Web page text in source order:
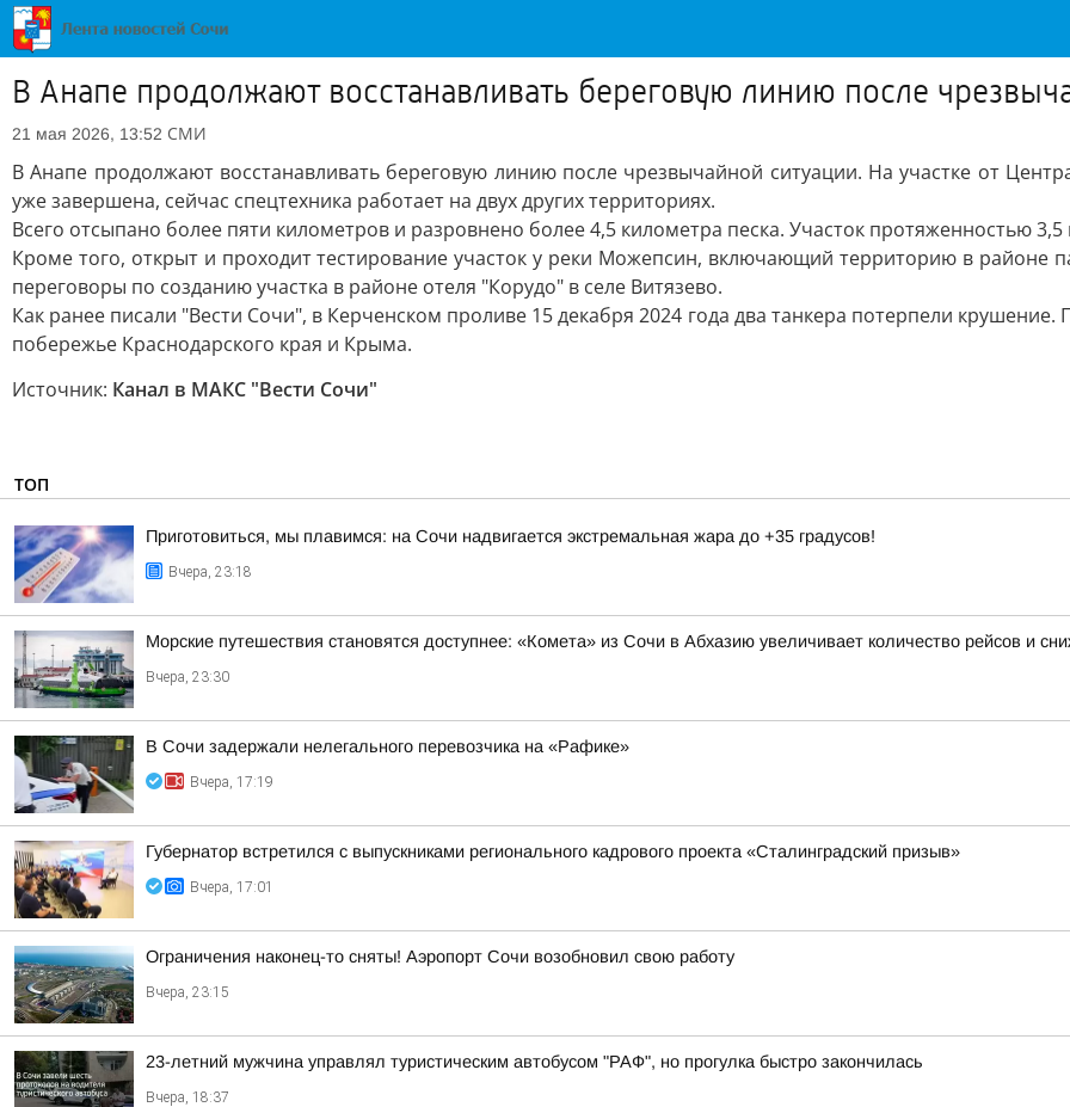
В Анапе продолжают восстанавливать береговую линию после
21 мая 2026, 13:52 СМИ
В Анапе продолжают восстанавливать береговую линию после чрезвычайной ситуации. На участке от
уже завершена, сейчас спецтехника работает на двух других территориях.
Всего отсыпано более пяти километров и разровнено более 4,5 километра песка. Участок протяженностью
Кроме того, открыт и проходит тестирование участок у реки Можепсин, включающий территорию в районе
переговоры по созданию участка в районе отеля "Корудо" в селе Витязево.
Как ранее писали "Вести Сочи", в Керченском проливе 15 декабря 2024 года два танкера потерпели крушение.
побережье Краснодарского края и Крыма.
Источник: Канал в МАКС "Вести Сочи"
ТОП
Приготовиться, мы плавимся: на Сочи надвигается экстремальная жара до +35 градусов!
Вчера, 23:18
Морские путешествия становятся доступнее: «Комета» из Сочи в Абхазию увеличивает количество рейсов и
Вчера, 23:30
В Сочи задержали нелегального перевозчика на «Рафике»
Вчера, 17:19
Губернатор встретился с выпускниками регионального кадрового проекта «Сталинградский призыв»
Вчера, 17:01
Ограничения наконец-то сняты! Аэропорт Сочи возобновил свою работу
Вчера, 23:15
23-летний мужчина управлял туристическим автобусом "РАФ", но прогулка быстро закончилась
Вчера, 18:37